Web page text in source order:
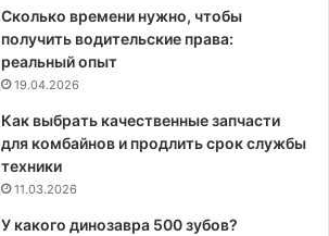
Сколько времени нужно, чтобы
получить водительские права:
реальный опыт
19.04.2026
Как выбрать качественные запчасти
для комбайнов и продлить срок службы
техники
11.03.2026
У какого динозавра 500 зубов?